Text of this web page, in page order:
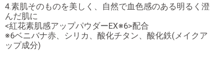
4.素肌そのものを美しく、自然で血色感のある明るく澄
んだ肌に
<紅花素肌感アップパウダーEX※6>配合
※6ベニバナ赤、シリカ、酸化チタン、酸化鉄(メイクア
ップ成分)